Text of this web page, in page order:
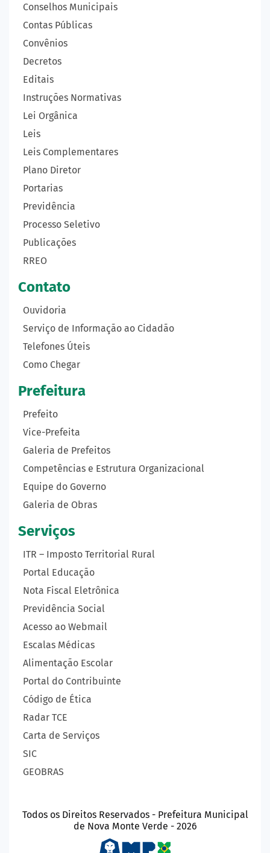
Conselhos Municipais
Contas Públicas
Convênios
Decretos
Editais
Instruções Normativas
Lei Orgânica
Leis
Leis Complementares
Plano Diretor
Portarias
Previdência
Processo Seletivo
Publicações
RREO
Contato
Ouvidoria
Serviço de Informação ao Cidadão
Telefones Úteis
Como Chegar
Prefeitura
Prefeito
Vice-Prefeita
Galeria de Prefeitos
Competências e Estrutura Organizacional
Equipe do Governo
Galeria de Obras
Serviços
ITR – Imposto Territorial Rural
Portal Educação
Nota Fiscal Eletrônica
Previdência Social
Acesso ao Webmail
Escalas Médicas
Alimentação Escolar
Portal do Contribuinte
Código de Ética
Radar TCE
Carta de Serviços
SIC
GEOBRAS
Todos os Direitos Reservados - Prefeitura Municipal
de Nova Monte Verde - 2026